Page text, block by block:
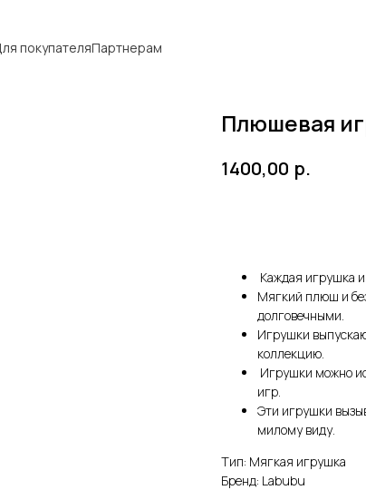
покупателяПартнерам
Плюшевая
1400,00 р.
Каждая игрушка
Мягкий плюш и
долговечными.
Игрушки
коллекцию.
Игрушки можно
игр.
Эти игрушки
милому виду.
Тип: Мягкая игрушка
Бренд: Labubu